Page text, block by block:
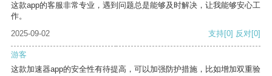
这款app的客服非常专业，遇到问题总是能够及时解决，让我能够安心工
作。
2025-09-02
支持[0] 反对[0]
游客
这款加速器app的安全性有待提高，可以加强防护措施，比如增加双重验